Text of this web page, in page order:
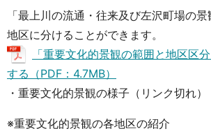
「最上川の流通・往来及び左沢町場の
地区に分けることができます。
「重要文化的景観の範囲と地区区
する（PDF：4.7MB）
・重要文化的景観の様子（リンク切れ）
※重要文化的景観の各地区の紹介